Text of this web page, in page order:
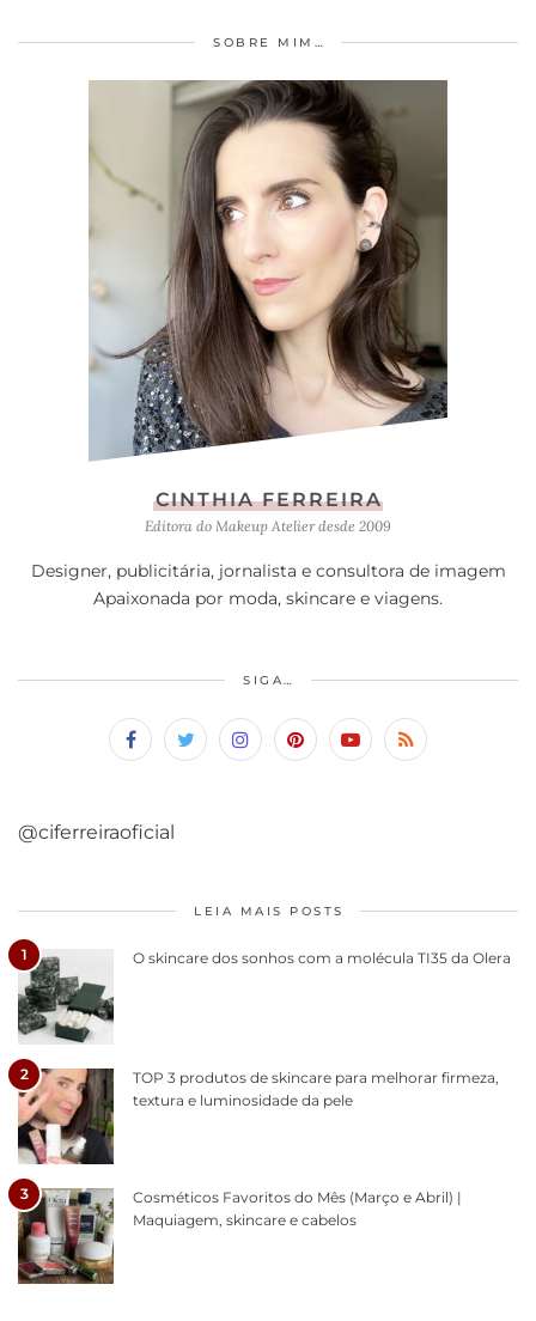
SOBRE MIM…
CINTHIA FERREIRA
Editora do Makeup Atelier desde 2009
Designer, publicitária, jornalista e consultora de imagem
Apaixonada por moda, skincare e viagens.
SIGA…
@ciferreiraoficial
LEIA MAIS POSTS
1 O skincare dos sonhos com a molécula TI35 da Olera
2
TOP 3 produtos de skincare para melhorar firmeza,
textura e luminosidade da pele
3
Cosméticos Favoritos do Mês (Março e Abril) |
Maquiagem, skincare e cabelos